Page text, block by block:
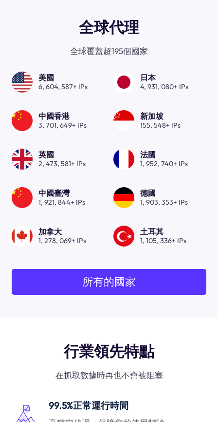
全球代理
全球覆蓋超195個國家
美國
6, 604, 587+ IPs
日本
4, 931, 080+ IPs
中國香港
3, 701, 649+ IPs
新加坡
155, 548+ IPs
英國
2, 473, 581+ IPs
法國
1, 952, 740+ IPs
中國臺灣
1, 921, 844+ IPs
德國
1, 903, 353+ IPs
加拿大
1, 278, 069+ IPs
土耳其
1, 105, 336+ IPs
所有的國家
行業領先特點
在抓取數據時再也不會被阻塞
99.5%正常運行時間